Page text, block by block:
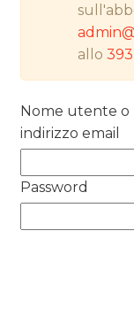
RICERCHE
PREVISIONI/
TREND
CASE HISTORY
allo
Nome utente o
indirizzo email
Password